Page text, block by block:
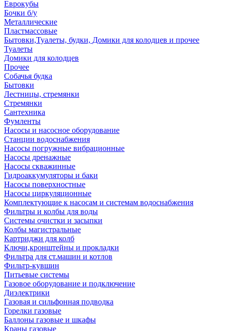
Еврокубы
Бочки б/у
Металлические
Пластмассовые
Бытовки,Туалеты, будки, Домики для колодцев и прочее
Туалеты
Домики для колодцев
Прочее
Собачья будка
Бытовки
Лестницы, стремянки
Стремянки
Сантехника
Фумленты
Насосы и насосное оборудование
Станции водоснабжения
Насосы погружные вибрационные
Насосы дренажные
Насосы скважинные
Гидроаккумуляторы и баки
Насосы поверхностные
Насосы циркуляционные
Комплектующие к насосам и системам водоснабжения
Фильтры и колбы для воды
Системы очистки и засыпки
Колбы магистральные
Картриджи для колб
Ключи,кронштейны и прокладки
Фильтра для ст.машин и котлов
Фильтр-кувшин
Питьевые системы
Газовое оборудование и подключение
Диэлектрики
Газовая и сильфонная подводка
Горелки газовые
Баллоны газовые и шкафы
Краны газовые